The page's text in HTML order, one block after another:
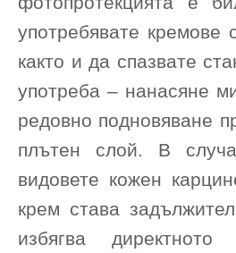
употребявате
както и да спазвате
употреба – нанасяне
редовно подновяване
плътен слой. В
видовете кожен
крем става
избягва